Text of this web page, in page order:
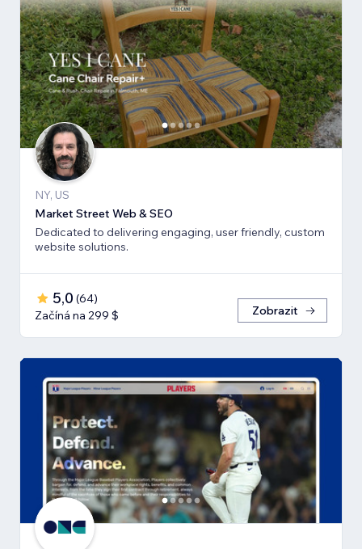
NY, US
Market Street Web & SEO
Dedicated to delivering engaging, user friendly, custom
website solutions.
5,0 (64)
Začíná na 299 $
Zobrazit